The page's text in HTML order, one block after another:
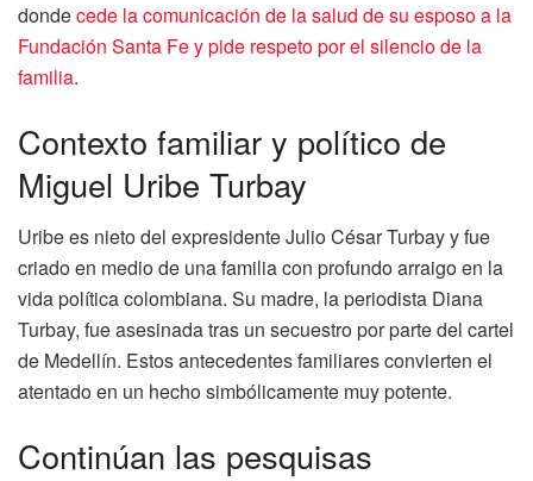
dondecede la comunicación de la salud de su esposo a la
Fundación Santa Fe y pide respeto por el silencio de la
familia.
Contexto familiar y político de
Miguel Uribe Turbay
Uribe es nieto del expresidente Julio César Turbay y fue
criado en medio de una familia con profundo arraigo en la
vida política colombiana. Su madre, la periodista Diana
Turbay, fue asesinada tras un secuestro por parte del cartel
de Medellín. Estos antecedentes familiares convierten el
atentado en un hecho simbólicamente muy potente.
Continúan las pesquisas